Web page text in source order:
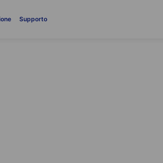
Supporto